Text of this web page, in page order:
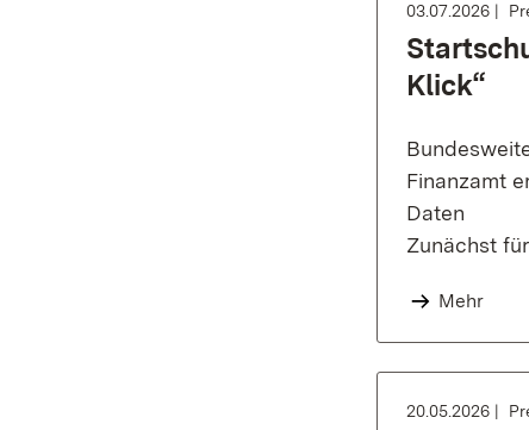
03.07.2026
Klick“
Finanzamt
Daten
Zunächst
Mehr
20.05.2026